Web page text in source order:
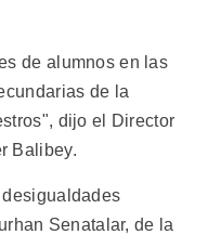
de alumnos en las
de la
dijo el Director
Balibey.
Senatalar, de la